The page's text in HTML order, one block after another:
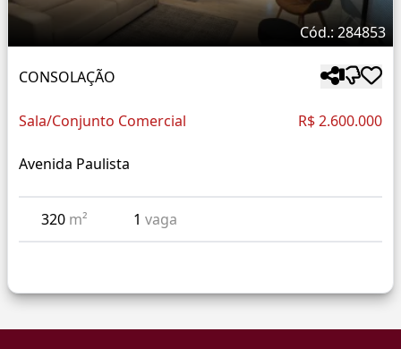
Cód.: 284853
CONSOLAÇÃO
Sala/Conjunto Comercial R$ 2.600.000
Avenida Paulista
320 m² 1 vaga